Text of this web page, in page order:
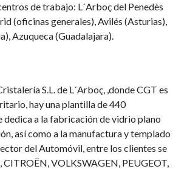
de trabajo: L´Arboç del Penedès
(oficinas generales), Avilés (Asturias),
Azuqueca (Guadalajara).
S.L. de L´Arboç, ,donde CGT es
hay una plantilla de 440
dedica a la fabricación de vidrio plano
así como a la manufactura y templado
del Automóvil, entre los clientes se
CITROËN, VOLKSWAGEN, PEUGEOT,